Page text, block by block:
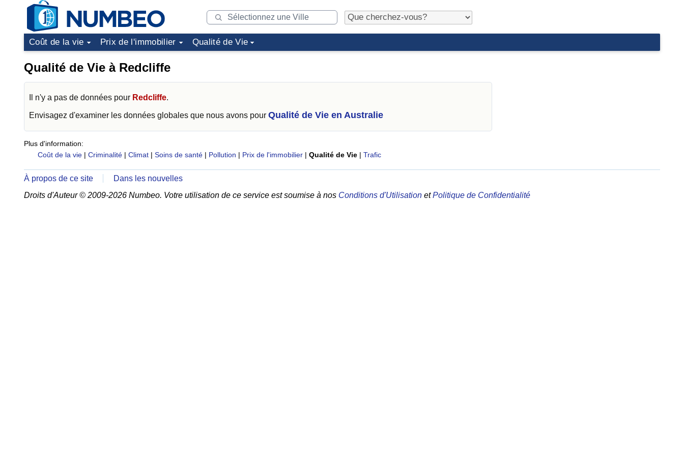
Coût de la vie Prix de l'immobilier Qualité de Vie
Qualité de Vie à Redcliffe
Il n'y a pas de données pour Redcliffe.
Envisagez d'examiner les données globales que nous avons pour Qualité de Vie en Australie
Plus d'information:
Coût de la vie | Criminalité | Climat | Soins de santé | Pollution | Prix de l'immobilier | Qualité de Vie | Trafic
À propos de ce site
Dans les nouvelles
Droits d'Auteur © 2009-2026 Numbeo. Votre utilisation de ce service est soumise à nos Conditions d'Utilisation etPolitique de Confidentialité